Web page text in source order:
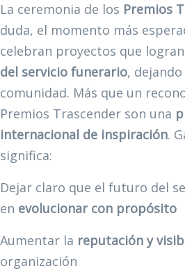
La ceremonia de los Premios
duda, el momento más
celebran proyectos que logran
del servicio funerario,
comunidad. Más que un
Premios Trascender son una
internacional de inspiración.
significa:
Dejar claro que el futuro del
en evolucionar con propósito
Aumentar la reputación y
organización